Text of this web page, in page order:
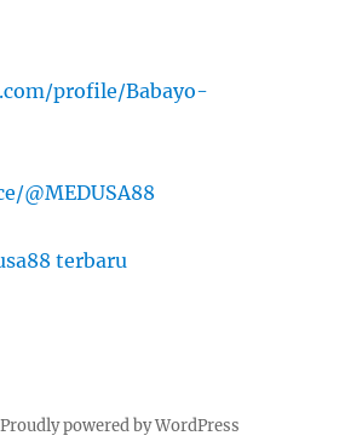
profile/Babayo-
@MEDUSA88
terbaru
Proudly powered by WordPress